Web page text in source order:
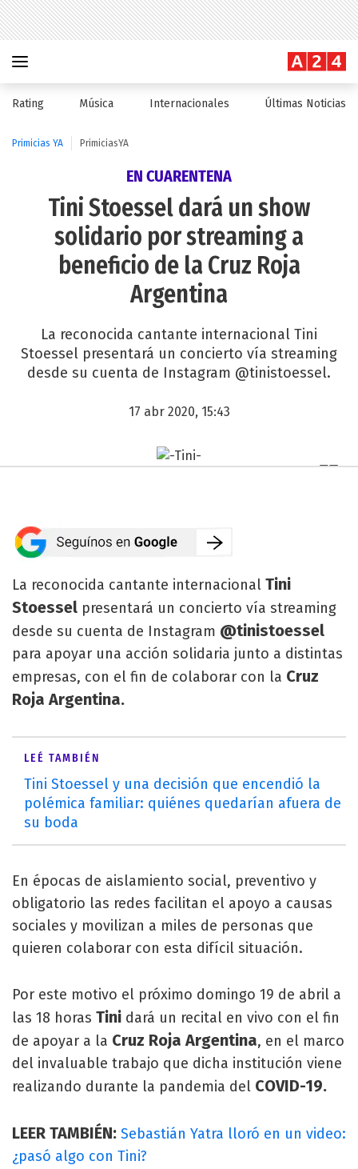
Rating Música Internacionales Últimas Noticias
Primicias YA PrimiciasYA
EN CUARENTENA
Tini Stoessel dará un show
solidario por streaming a
beneficio de la Cruz Roja
Argentina
La reconocida cantante internacional Tini
Stoessel presentará un concierto vía streaming
desde su cuenta de Instagram @tinistoessel.
17 abr 2020, 15:43
La reconocida cantante internacional Tini
Stoessel presentará un concierto vía streaming
desde su cuenta de Instagram @tinistoessel
para apoyar una acción solidaria junto a distintas
empresas, con el fin de colaborar con la Cruz
Roja Argentina.
LEÉ TAMBIÉN
Tini Stoessel y una decisión que encendió la
polémica familiar: quiénes quedarían afuera de
su boda
En épocas de aislamiento social, preventivo y
obligatorio las redes facilitan el apoyo a causas
sociales y movilizan a miles de personas que
quieren colaborar con esta difícil situación.
Por este motivo el próximo domingo 19 de abril a
las 18 horas Tini dará un recital en vivo con el fin
de apoyar a la Cruz Roja Argentina, en el marco
del invaluable trabajo que dicha institución viene
realizando durante la pandemia del COVID-19.
LEER TAMBIÉN: Sebastián Yatra lloró en un video:
¿pasó algo con Tini?